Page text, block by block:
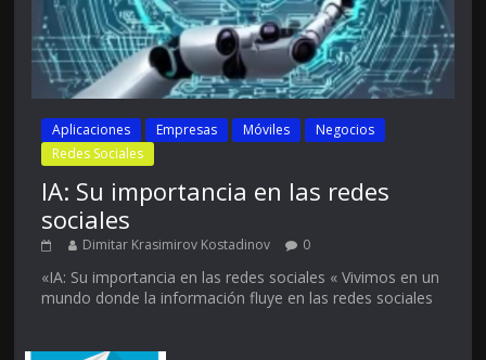
Aplicaciones Empresas Móviles
Negocios
Redes Sociales
IA: Su importancia en las redes
sociales
Dimitar Krasimirov Kostadinov 0
«IA: Su importancia en las redes sociales « Vivimos en un
mundo donde la información fluye en las redes sociales